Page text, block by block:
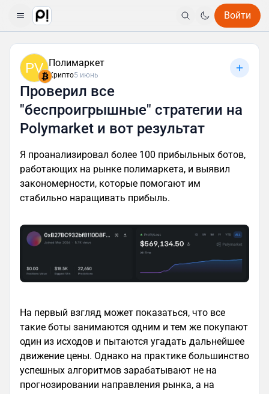
Войти
PV Полимаркет
Крипто5 июнь
Проверил все
"беспроигрышные" стратегии на
Polymarket и вот результат
Я проанализировал более 100 прибыльных ботов,
работающих на рынке полимаркета, и выявил
закономерности, которые помогают им
стабильно наращивать прибыль.
На первый взгляд может показаться, что все
такие боты занимаются одним и тем же покупают
один из исходов и пытаются угадать дальнейшее
движение цены. Однако на практике большинство
успешных алгоритмов зарабатывают не на
прогнозировании направления рынка, а на